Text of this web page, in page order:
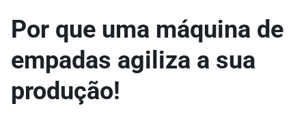
Por que uma máquina de
empadas agiliza a sua
produção!